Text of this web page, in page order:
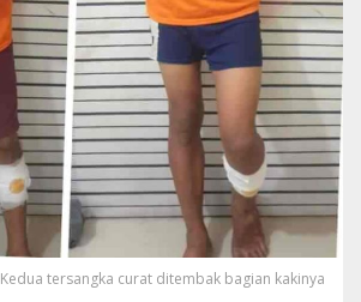
i
d
s
P
e
l
a
k
u
C
Kedua tersangka curat ditembak bagian kakinya